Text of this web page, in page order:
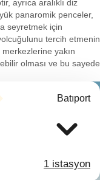
ayrıca aralıklı diz
panaromik penceler,
seyretmek için
tercih etmenin
yakın
olması ve bu sayede
Batıport
1 istasyon